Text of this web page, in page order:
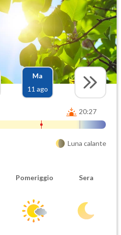
Ma
11 ago
20:27
Luna calante
Pomeriggio Sera